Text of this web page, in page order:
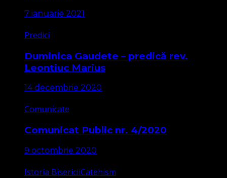
7 ianuarie 2021
Predici
Duminica Gaudete – predică rev.
Leontiuc Marius
14 decembrie 2020
Comunicate
Comunicat Public nr. 4/2020
9 octombrie 2020
Istoria BisericiiCatehism